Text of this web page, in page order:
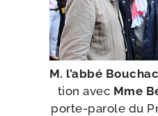
M. l’ab­bé
tion avec Mme
porte-​parole du